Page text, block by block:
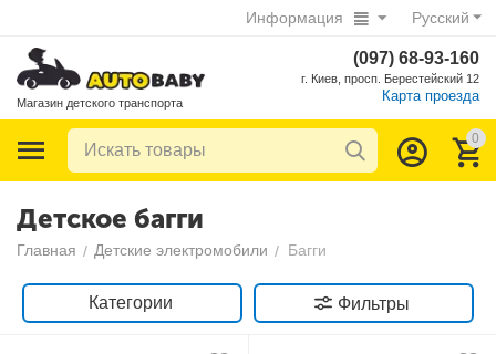
Русский
Информация
Магазин детского транспорта
(097) 68-93-160
г. Киев, просп. Берестейский 12
Карта проезда
0
Детское багги
Главная / Детские электромобили / Багги
Категории Фильтры